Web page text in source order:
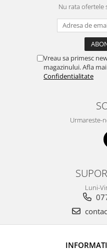
Nu rata ofertele
Vreau sa primesc
magazinului. Afla
Confidentialitate
Urmareste-
Luni-